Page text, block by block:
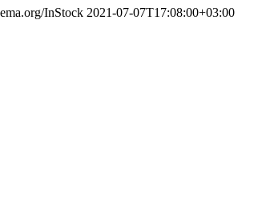
InStock 2021-07-07T17:08:00+03:00